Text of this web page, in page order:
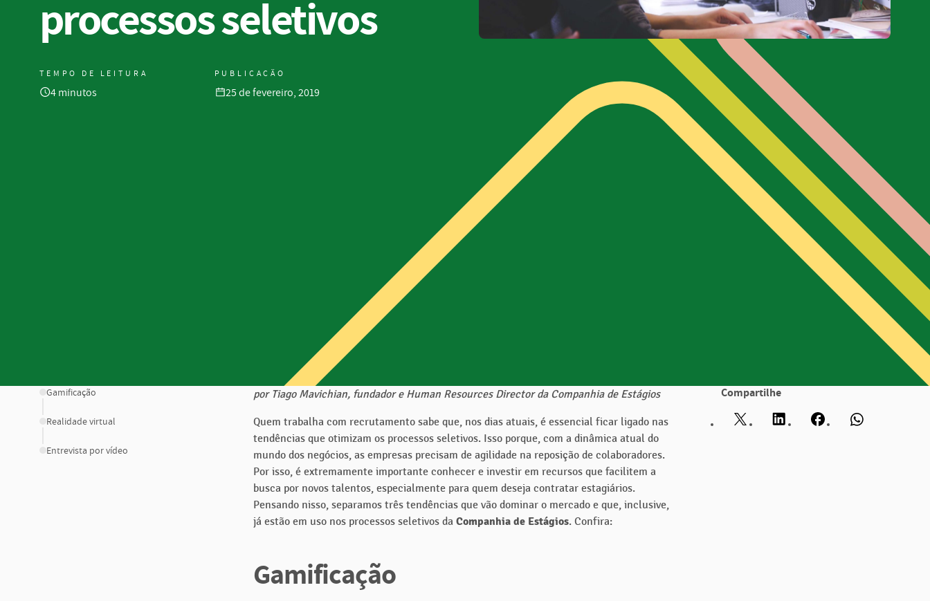
processos seletivos
PUBLICAÇÃO
25 de fevereiro, 2019
TEMPO DE LEITURA
4 minutos
CONTEÚDO
Gamificação
Realidade virtual
Entrevista por vídeo
por Tiago Mavichian, fundador e Human Resources Director da Companhia de Estágios
Quem trabalha com recrutamento sabe que, nos dias atuais, é essencial ficar ligado nas
tendências que otimizam os processos seletivos. Isso porque, com a dinâmica atual do
mundo dos negócios, as empresas precisam de agilidade na reposição de colaboradores.
Por isso, é extremamente importante conhecer e investir em recursos que facilitem a
busca por novos talentos, especialmente para quem deseja contratar estagiários.
Pensando nisso, separamos três tendências que vão dominar o mercado e que, inclusive,
já estão em uso nos processos seletivos da Companhia de Estágios. Confira:
Gamificação
Compartilhe
Twitter LinkedInFacebookWhatsApp